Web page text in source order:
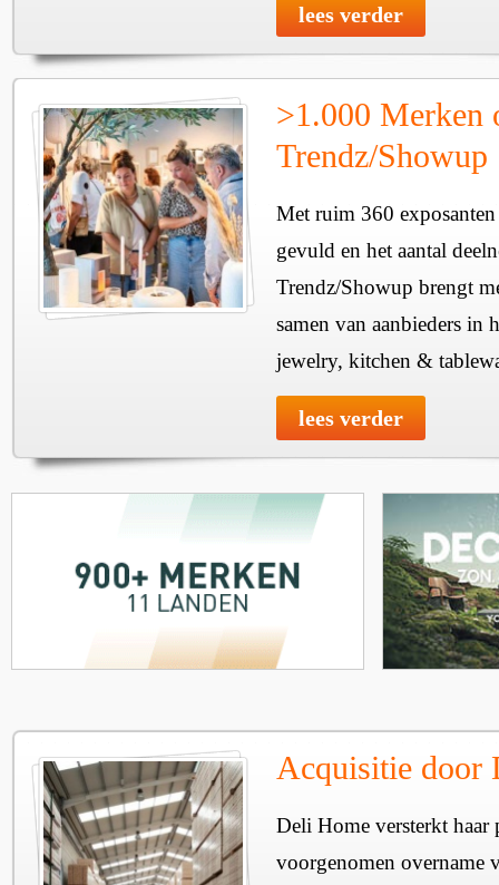
lees verder
>1.000 Merken
Trendz/Showup
Met ruim 360
gevuld en het aantal
Trendz/Showup brengt
samen van aanbieders in
jewelry, kitchen &
lees verder
Acquisitie door
Deli Home versterkt haar
voorgenomen overname